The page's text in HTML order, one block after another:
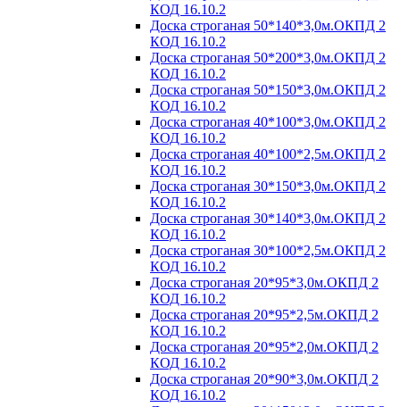
КОД 16.10.2
Доска строганая 50*140*3,0м.ОКПД 2
КОД 16.10.2
Доска строганая 50*200*3,0м.ОКПД 2
КОД 16.10.2
Доска строганая 50*150*3,0м.ОКПД 2
КОД 16.10.2
Доска строганая 40*100*3,0м.ОКПД 2
КОД 16.10.2
Доска строганая 40*100*2,5м.ОКПД 2
КОД 16.10.2
Доска строганая 30*150*3,0м.ОКПД 2
КОД 16.10.2
Доска строганая 30*140*3,0м.ОКПД 2
КОД 16.10.2
Доска строганая 30*100*2,5м.ОКПД 2
КОД 16.10.2
Доска строганая 20*95*3,0м.ОКПД 2
КОД 16.10.2
Доска строганая 20*95*2,5м.ОКПД 2
КОД 16.10.2
Доска строганая 20*95*2,0м.ОКПД 2
КОД 16.10.2
Доска строганая 20*90*3,0м.ОКПД 2
КОД 16.10.2